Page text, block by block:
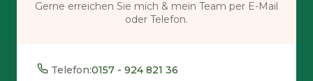
Gerne erreichen Sie mich & mein Team per E-Mail
oder Telefon.
Telefon:0157 - 924 821 36